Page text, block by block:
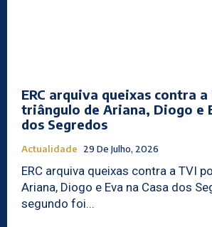
ERC arquiva queixas contra
triângulo de Ariana, Diogo e
dos Segredos
Actualidade 29 De Julho, 2026
ERC arquiva queixas contra a TVI
Ariana, Diogo e Eva na Casa dos
segundo foi...